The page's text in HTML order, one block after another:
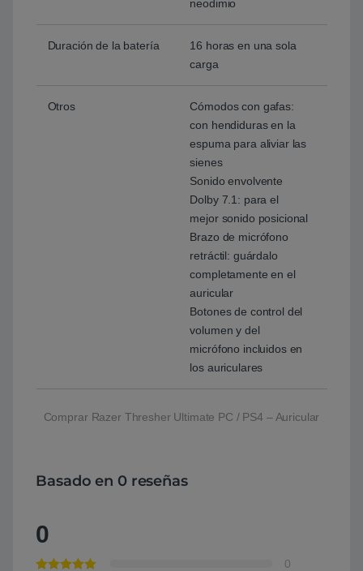
neodimio
Duración de la batería
16 horas en una sola
carga
Otros
Cómodos con gafas:
con hendiduras en la
espuma para aliviar las
sienes
Sonido envolvente
Dolby 7.1: para el
mejor sonido posicional
Brazo de micrófono
retráctil: guárdalo
completamente en el
auricular
Botones de control del
volumen y del
micrófono incluidos en
los auriculares
Comprar Razer Thresher Ultimate PC / PS4 – Auricular
Basado en 0 reseñas
0
0